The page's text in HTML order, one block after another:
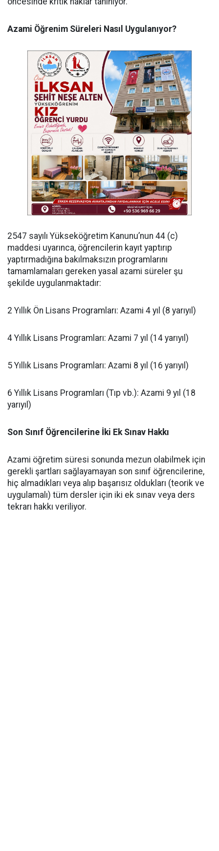
Azami Öğrenim Süreleri Nasıl Uygulanıyor?
​2547 sayılı Yükseköğretim Kanunu’nun 44 (c)
maddesi uyarınca, öğrencilerin kayıt yaptırıp
yaptırmadığına bakılmaksızın programlarını
tamamlamaları gereken yasal azami süreler şu
şekilde uygulanmaktadır:
​2 Yıllık Ön Lisans Programları: Azami 4 yıl (8 yarıyıl)
​4 Yıllık Lisans Programları: Azami 7 yıl (14 yarıyıl)
​5 Yıllık Lisans Programları: Azami 8 yıl (16 yarıyıl)
​6 Yıllık Lisans Programları (Tıp vb.): Azami 9 yıl (18
yarıyıl)
Son Sınıf Öğrencilerine İki Ek Sınav Hakkı
​Azami öğretim süresi sonunda mezun olabilmek için
gerekli şartları sağlayamayan son sınıf öğrencilerine,
hiç almadıkları veya alıp başarısız oldukları (teorik ve
uygulamalı) tüm dersler için iki ek sınav veya ders
tekrarı hakkı veriliyor.